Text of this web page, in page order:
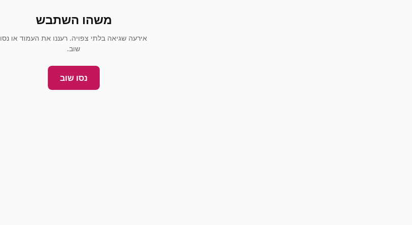
משהו השתבש
אירעה שגיאה בלתי צפויה. רעננו את העמוד או נסו
שוב.
נסו שוב